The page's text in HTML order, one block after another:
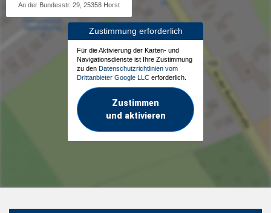
An der Bundesstr. 29, 25358 Horst
Zustimmung erforderlich
Für die Aktivierung der Karten- und
Navigationsdienste ist Ihre Zustimmung
zu den Datenschutzrichtlinien vom
Drittanbieter Google LLC erforderlich.
Zustimmen
und aktivieren